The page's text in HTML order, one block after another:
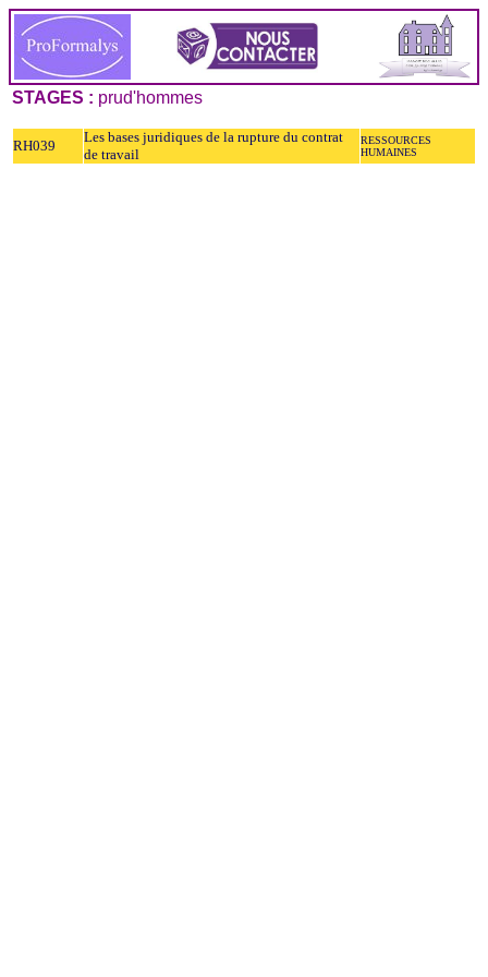
STAGES : prud'hommes
RH039
Les bases juridiques de la rupture du contrat
de travail
RESSOURCES
HUMAINES